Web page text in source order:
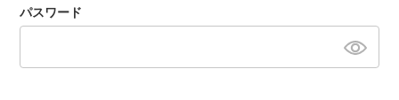
パスワード